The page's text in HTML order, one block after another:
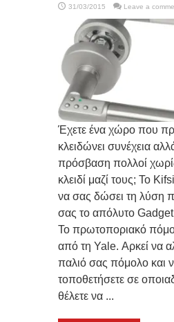
31/03/2015 Leave a
Έχετε ένα χώρο που
κλειδώνει συνέχεια
πρόσβαση πολλοί
κλειδί μαζί τους; Το
να σας δώσει τη λύση
σας το απόλυτο
Το πρωτοποριακό
από τη Yale. Αρκεί να
παλιό σας πόμολο και
τοποθετήσετε σε
θέλετε να ...